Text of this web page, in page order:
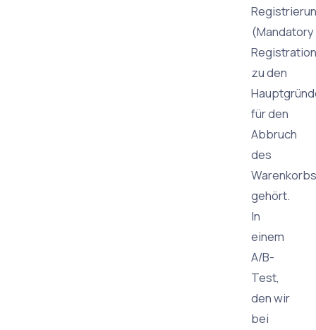
(Mandatory
zu den
für den
Abbruch
des
Warenkorbs
gehört.
In
einem
A/B-
Test,
den wir
bei